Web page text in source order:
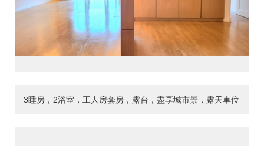
3睡房，2浴室，工人房套房，露台，盡享城市景，露天車位